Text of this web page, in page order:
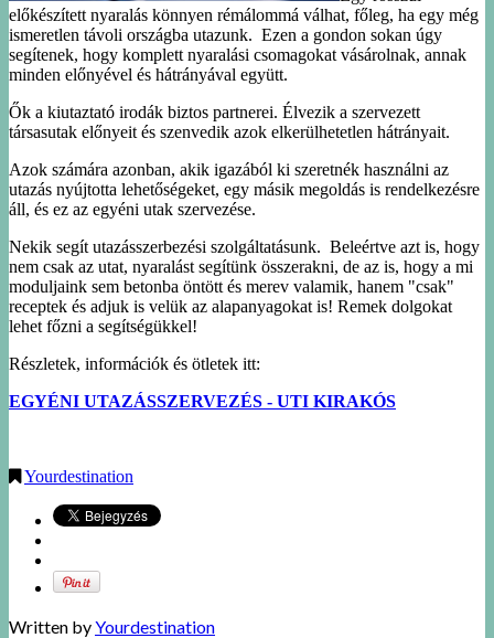
előkészített nyaralás könnyen rémálommá válhat, főleg, ha egy még
ismeretlen távoli országba utazunk. Ezen a gondon sokan úgy
segítenek, hogy komplett nyaralási csomagokat vásárolnak, annak
minden előnyével és hátrányával együtt.
Ők a kiutaztató irodák biztos partnerei. Élvezik a szervezett
társasutak előnyeit és szenvedik azok elkerülhetetlen hátrányait.
Azok számára azonban, akik igazából ki szeretnék használni az
utazás nyújtotta lehetőségeket, egy másik megoldás is rendelkezésre
áll, és ez az egyéni utak szervezése.
Nekik segít utazásszerbezési szolgáltatásunk. Beleértve azt is, hogy
nem csak az utat, nyaralást segítünk összerakni, de az is, hogy a mi
moduljaink sem betonba öntött és merev valamik, hanem "csak"
receptek és adjuk is velük az alapanyagokat is! Remek dolgokat
lehet főzni a segítségükkel!
Részletek, információk és ötletek itt:
EGYÉNI UTAZÁSSZERVEZÉS - UTI KIRAKÓS
Yourdestination
Written byYourdestination